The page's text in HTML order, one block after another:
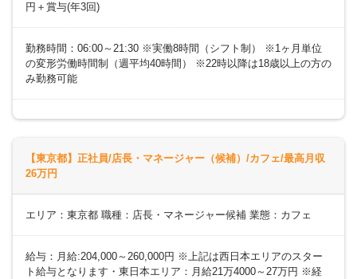
円＋賞与(年3回)
勤務時間：06:00～21:30 ※実働8時間（シフト制） ※1ヶ月単位
の変形労働時間制（週平均40時間） ※22時以降は18歳以上の方の
み勤務可能
【東京都】正社員/店長・マネージャー（候補）/カフェ/最高月収
26万円
エリア：東京都 職種：店長・マネージャー候補 業態：カフェ
給与：月給:204,000～260,000円 ※上記は西日本エリアのスター
ト給与となります・東日本エリア：月給21万4000～27万円 ※経